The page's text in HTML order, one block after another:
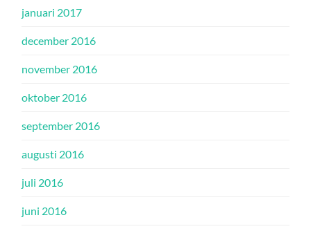
januari 2017
december 2016
november 2016
oktober 2016
september 2016
augusti 2016
juli 2016
juni 2016